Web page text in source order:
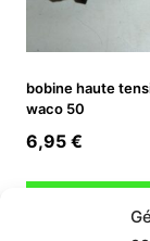
bobine haute
waco 50
6,95 €